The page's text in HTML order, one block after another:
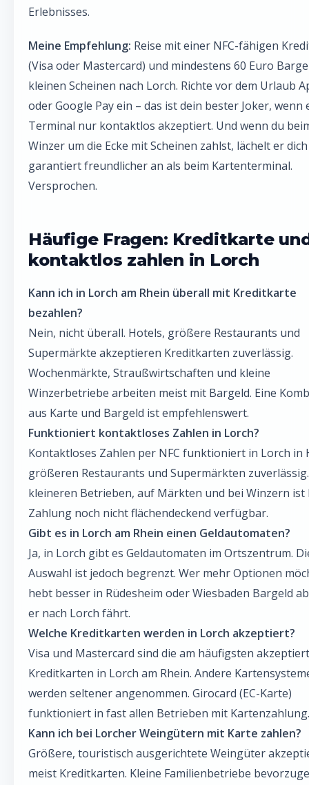
Erlebnisses.
Meine Empfehlung: Reise mit einer NFC-fähigen
(Visa oder Mastercard) und mindestens 60 Euro
kleinen Scheinen nach Lorch. Richte vor dem Urlaub
oder Google Pay ein – das ist dein bester Joker, wenn
Terminal nur kontaktlos akzeptiert. Und wenn du
Winzer um die Ecke mit Scheinen zahlst, lächelt er dich
garantiert freundlicher an als beim Kartenterminal.
Versprochen.
Häufige Fragen: Kreditkarte
kontaktlos zahlen in Lorch
Kann ich in Lorch am Rhein überall mit Kreditkarte
bezahlen?
Nein, nicht überall. Hotels, größere Restaurants und
Supermärkte akzeptieren Kreditkarten zuverlässig.
Wochenmärkte, Straußwirtschaften und kleine
Winzerbetriebe arbeiten meist mit Bargeld. Eine
aus Karte und Bargeld ist empfehlenswert.
Funktioniert kontaktloses Zahlen in Lorch?
Kontaktloses Zahlen per NFC funktioniert in Lorch in
größeren Restaurants und Supermärkten
kleineren Betrieben, auf Märkten und bei Winzern ist
Zahlung noch nicht flächendeckend verfügbar.
Gibt es in Lorch am Rhein einen Geldautomaten?
Ja, in Lorch gibt es Geldautomaten im Ortszentrum.
Auswahl ist jedoch begrenzt. Wer mehr Optionen
hebt besser in Rüdesheim oder Wiesbaden Bargeld
er nach Lorch fährt.
Welche Kreditkarten werden in Lorch akzeptiert?
Visa und Mastercard sind die am häufigsten
Kreditkarten in Lorch am Rhein. Andere
werden seltener angenommen. Girocard (EC-Karte)
funktioniert in fast allen Betrieben mit Kartenzahlung.
Kann ich bei Lorcher Weingütern mit Karte zahlen?
Größere, touristisch ausgerichtete Weingüter
meist Kreditkarten. Kleine Familienbetriebe